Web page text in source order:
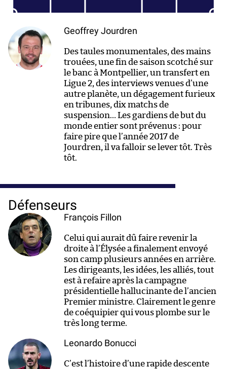
Geoffrey Jourdren
Des taules monumentales, des mains
trouées, une fin de saison scotché sur
le banc à Montpellier, un transfert en
Ligue 2, des interviews venues d’une
autre planète, un dégagement furieux
en tribunes, dix matchs de
suspension… Les gardiens de but du
monde entier sont prévenus : pour
faire pire que l’année 2017 de
Jourdren, il va falloir se lever tôt. Très
tôt.
Défenseurs
François Fillon
Celui qui aurait dû faire revenir la
droite à l’Élysée a finalement envoyé
son camp plusieurs années en arrière.
Les dirigeants, les idées, les alliés, tout
est à refaire après la campagne
présidentielle hallucinante de l’ancien
Premier ministre. Clairement le genre
de coéquipier qui vous plombe sur le
très long terme.
Leonardo Bonucci
C’est l’histoire d’une rapide descente